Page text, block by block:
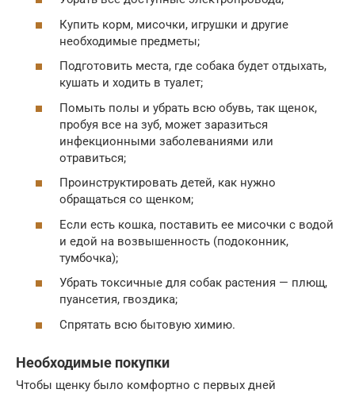
Купить корм, мисочки, игрушки и другие
необходимые предметы;
Подготовить места, где собака будет отдыхать,
кушать и ходить в туалет;
Помыть полы и убрать всю обувь, так щенок,
пробуя все на зуб, может заразиться
инфекционными заболеваниями или
отравиться;
Проинструктировать детей, как нужно
обращаться со щенком;
Если есть кошка, поставить ее мисочки с водой
и едой на возвышенность (подоконник,
тумбочка);
Убрать токсичные для собак растения — плющ,
пуансетия, гвоздика;
Спрятать всю бытовую химию.
Необходимые покупки
Чтобы щенку было комфортно с первых дней